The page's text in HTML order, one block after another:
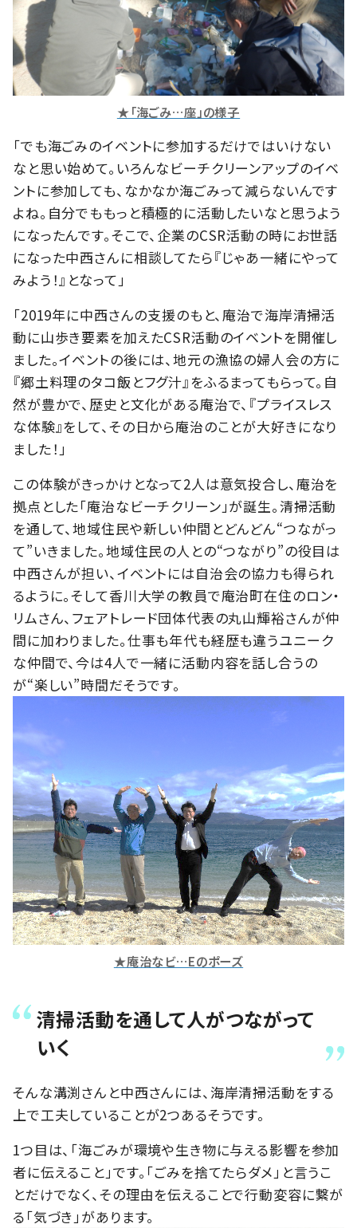
★「海ごみ…座」の様子
「でも海ごみのイベントに参加するだけではいけない
なと思い始めて。いろんなビーチクリーンアップのイベ
ントに参加しても、なかなか海ごみって減らないんです
よね。自分でももっと積極的に活動したいなと思うよう
になったんです。そこで、企業のCSR活動の時にお世話
になった中西さんに相談してたら『じゃあ一緒にやって
みよう！』となって」
「2019年に中西さんの支援のもと、庵治で海岸清掃活
動に山歩き要素を加えたCSR活動のイベントを開催し
ました。イベントの後には、地元の漁協の婦人会の方に
『郷土料理のタコ飯とフグ汁』をふるまってもらって。自
然が豊かで、歴史と文化がある庵治で、『プライスレス
な体験』をして、その日から庵治のことが大好きになり
ました！」
この体験がきっかけとなって2人は意気投合し、庵治を
拠点とした「庵治なビーチクリーン」が誕生。清掃活動
を通して、地域住民や新しい仲間とどんどん“つながっ
て”いきました。地域住民の人との“つながり”の役目は
中西さんが担い、イベントには自治会の協力も得られ
るように。そして香川大学の教員で庵治町在住のロン・
リムさん、フェアトレード団体代表の丸山輝裕さんが仲
間に加わりました。仕事も年代も経歴も違うユニーク
な仲間で、今は4人で一緒に活動内容を話し合うの
が“楽しい”時間だそうです。
★庵治なビ…Eのポーズ
清掃活動を通して人がつながって
いく
そんな溝渕さんと中西さんには、海岸清掃活動をする
上で工夫していることが2つあるそうです。
1つ目は、「海ごみが環境や生き物に与える影響を参加
者に伝えること」です。「ごみを捨てたらダメ」と言うこ
とだけでなく、その理由を伝えることで行動変容に繋が
る「気づき」があります。